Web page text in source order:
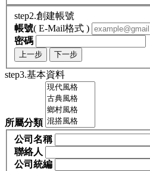
step2.創建帳號
帳號( E-Mail格式 )
密碼
上一步 下一步
step3.基本資料
所屬分類
公司名稱
聯絡人
公司統編